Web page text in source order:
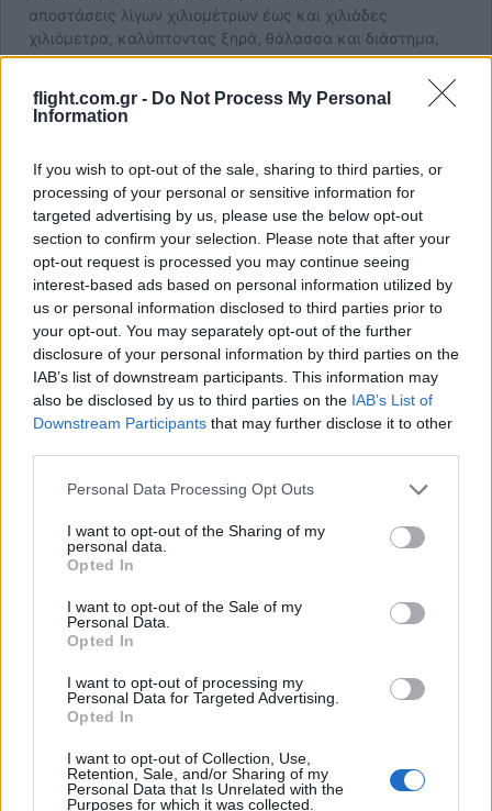
flight.com.gr - Do Not Process My Personal
Information
If you wish to opt-out of the sale, sharing to third parties, or
processing of your personal or sensitive information for
targeted advertising by us, please use the below opt-out
section to confirm your selection. Please note that after your
opt-out request is processed you may continue seeing
interest-based ads based on personal information utilized by
us or personal information disclosed to third parties prior to
your opt-out. You may separately opt-out of the further
disclosure of your personal information by third parties on the
IAB’s list of downstream participants. This information may
also be disclosed by us to third parties on the IAB’s List of
Downstream Participants that may further disclose it to other
Please note that this website/app uses one or more Google
not limited to your visit or usage behaviour. You may click to
grant or deny consent to Google and its third-party tags to
use your data for below specified purposes in below Google
consent section.
Personal Data Processing Opt Outs
I want to opt-out of the Sharing of my
personal data.
Opted In
I want to opt-out of the Sale of my
Personal Data.
Opted In
I want to opt-out of processing my
Personal Data for Targeted Advertising.
Opted In
I want to opt-out of Collection, Use,
Retention, Sale, and/or Sharing of my
Personal Data that Is Unrelated with the
Purposes for which it was collected.
Στο ίδιο πλαίσιο παρουσιάστηκε και το νέο ολοκληρωμένο
σύστημα αεράμυναςSky Defender,το οποίο συνδυάζει
αισθητήρες, διοίκηση και έλεγχο, τεχνητή νοημοσύνη και
κυβερνοασφάλεια σε μία ενιαία αρχιτεκτονική. Σύμφωνα με
την εταιρεία, το σύστημα είναι πλήρως διαλειτουργικό με τα
πρότυπα του NATO καιμπορεί να ενσωματώσει
υφιστάμενα δυτικά συστήματα αεράμυνας.
Από τα ραντάρ στις κυβερνοεπιθέσεις
Αν το πρώτο μισό της εκδήλωσης αφορούσε τα τρέχοντα
αμυντικά προγράμματα, το δεύτερο επικεντρώθηκε σε έναν
τομέα που αποκτά ολοένα μεγαλύτερη σημασία: την
ζητήματα κυβερνοασφάλειας έχουν πλέον μεταφερθεί από
μεγάλων εταιρειών και οργανισμών, καθώς επηρεάζουν
άμεσα τη λειτουργία, την ανθεκτικότητα και την κυριαρχία
των κρατών και των επιχειρήσεων.